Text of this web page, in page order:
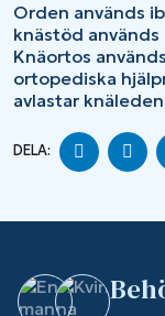
Orden används
knästöd
Knäortos
ortopediska
avlastar
DELA:
DELA
PÅ
PÅ